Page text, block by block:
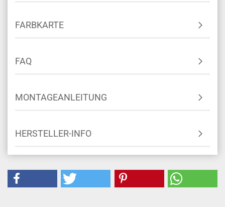
FARBKARTE
FAQ
MONTAGEANLEITUNG
HERSTELLER-INFO